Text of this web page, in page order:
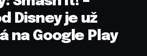
Disney je už
na Google Play